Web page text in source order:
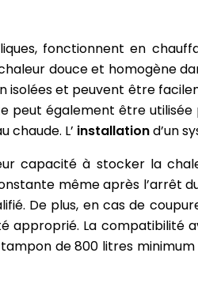
fonctionnent en
douce et homogène
isolées et peuvent être
peut également être
chaude. L’ installationd’un
capacité à stocker la
même après l’arrêt
De plus, en cas de
approprié. La
de 800 litres